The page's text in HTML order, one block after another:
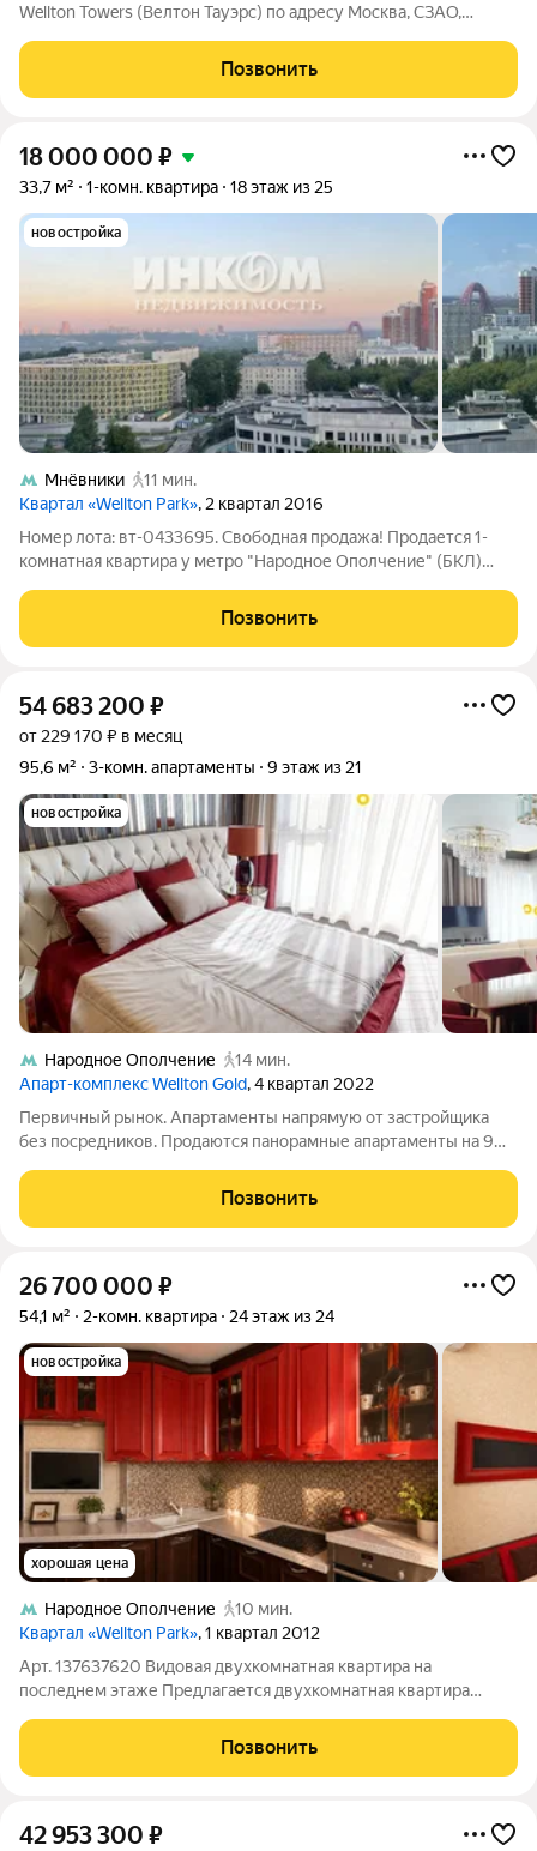
Wellton Towers (Велтон Тауэрс) по адресу Москва, СЗАО,
проекта, по которому
Позвонить
18 000 000 ₽
33,7 м² 1-комн. квартира 18 этаж из 25
новостройка
Мнёвники
11 мин.
Квартал «Wellton Park», 2 квартал 2016
Номер лота: вт-0433695. Свободная продажа! Продается 1-
комнатная квартира у метро "Народное Ополчение" (БКЛ)
монолита (индивидуальный проект) - это высокая тепло- и
звукоизоляция, в отличие от старых
Позвонить
54 683 200 ₽
от 229 170 ₽ в месяц
95,6 м²
3-комн. апартаменты 9 этаж из 21
новостройка
Народное Ополчение
14 мин.
Апарт-комплекс Wellton Gold, 4 квартал 2022
Первичный рынок. Апартаменты напрямую от застройщика
без посредников. Продаются панорамные апартаменты на 9
апартаменты полностью готовы к заселению - продаются уже
с отделкой и мебелью.
Позвонить
26 700 000 ₽
54,1 м² 2-комн. квартира 24 этаж из 24
новостройка
хорошая цена
Народное Ополчение
10 мин.
Квартал «Wellton Park», 1 квартал 2012
Арт. 137637620 Видовая двухкомнатная квартира на
последнем этаже Предлагается двухкомнатная квартира
последний этаж с открытым видом на город. Отсутствие
соседей сверху обеспечивает
Позвонить
42 953 300 ₽